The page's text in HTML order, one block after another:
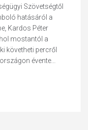
Szövetségtől
hatásáról a
Kardos Péter
mostantól a
követheti percről
évente...